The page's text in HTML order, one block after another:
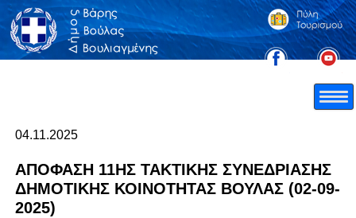
04.11.2025
ΑΠΟΦΑΣΗ 11ΗΣ TAKTIKΗΣ ΣΥΝΕΔΡΙΑΣΗΣ
ΔΗΜΟΤΙΚΗΣ ΚΟΙΝΟΤΗΤΑΣ ΒΟΥΛΑΣ (02-09-
2025)